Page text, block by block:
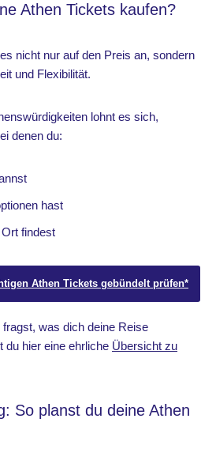
Athen Tickets kaufen?
nicht nur auf den Preis an, sondern
und Flexibilität.
lohnt es sich,
denen du:
hast
findest
Athen Tickets gebündelt prüfen*
was dich deine Reise
du hier eine ehrliche Übersicht zu
So planst du deine Athen